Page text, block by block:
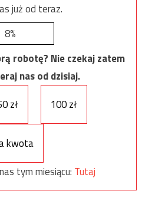
już od teraz.
8%
robotę? Nie czekaj zatem
nas od dzisiaj.
zł 100 zł
kwota
tym miesiącu: Tutaj